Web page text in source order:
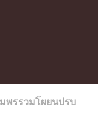
พรรวมโผยนปรบ